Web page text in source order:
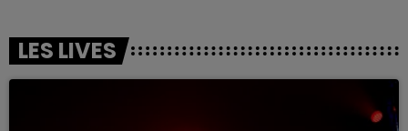
LES LIVES